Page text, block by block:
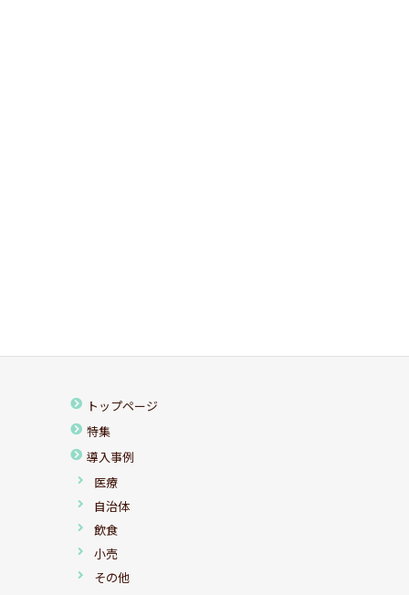
トップページ
特集
導入事例
医療
自治体
飲食
小売
その他